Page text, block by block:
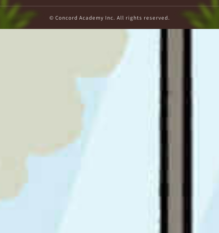
© Concord Academy Inc. All rights reserved.